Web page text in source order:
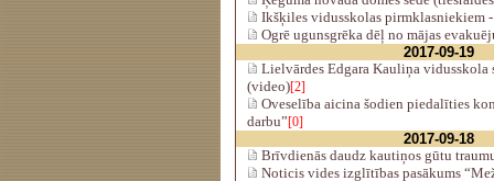
Ikšķiles vidusskolas pirmklasniekiem
Ogrē ugunsgrēka dēļ no mājas
2017-09-19
Lielvārdes Edgara Kauliņa vidusskola
(video)[2]
Oveselība aicina šodien piedalīties
darbu”[0]
2017-09-18
Brīvdienās daudz kautiņos gūtu
Noticis vides izglītības pasākums